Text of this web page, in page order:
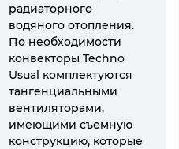
радиаторного
водяного отопления.
По необходимости
конвекторы Techno
Usual комплектуются
тангенциальными
вентиляторами,
имеющими съемную
конструкцию, которые